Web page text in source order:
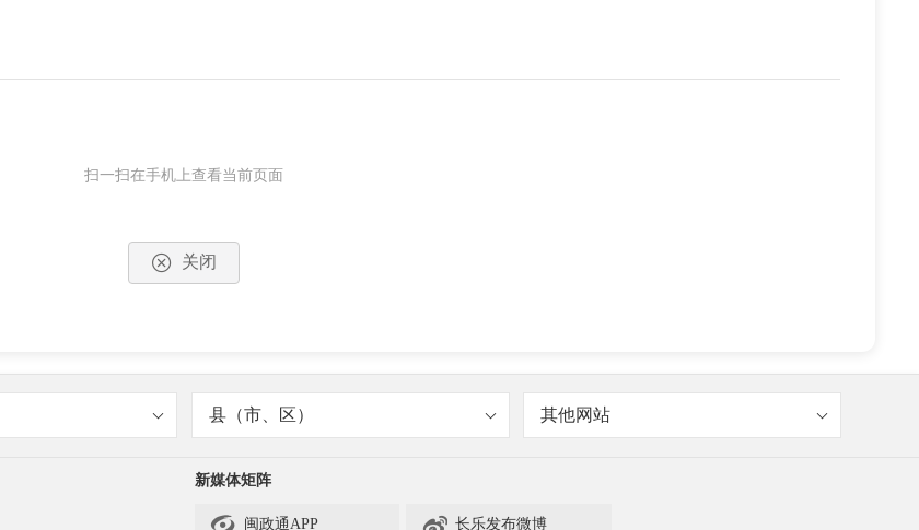
扫一扫在手机上查看当前页面
关闭
县（市、区） 其他网站
新媒体矩阵
 闽政通APP  长乐发布微博